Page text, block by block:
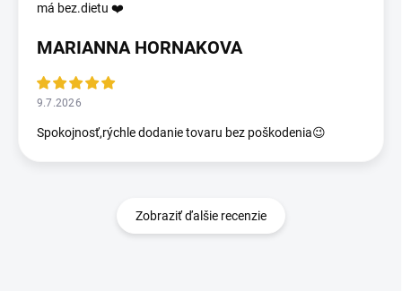
má bez.dietu ❤️
MARIANNA HORNAKOVA
9.7.2026
Spokojnosť,rýchle dodanie tovaru bez poškodenia😉
Zobraziť ďalšie recenzie